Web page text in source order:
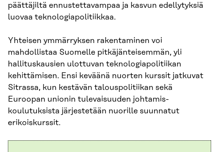
päättäjiltä ennustettavampaa ja kasvun edellytyksiä
luovaa teknologiapolitiikkaa.
Yhteisen ymmärryksen rakentaminen voi
mahdollistaa Suomelle pitkäjänteisemmän, yli
hallituskausien ulottuvan teknologiapolitiikan
kehittämisen. Ensi keväänä nuorten kurssit jatkuvat
Sitrassa, kun kestävän talouspolitiikan sekä
Euroopan unionin tulevaisuuden johtamis­
koulutuksista järjestetään nuorille suunnatut
erikoiskurssit.